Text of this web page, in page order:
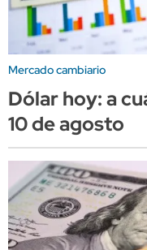
Mercado cambiario
Dólar hoy: a
10 de agosto